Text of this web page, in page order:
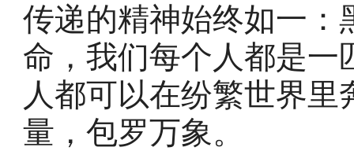
传递的精神始终如一：
命，我们每个人都是一
人都可以在纷繁世界
量，包罗万象。